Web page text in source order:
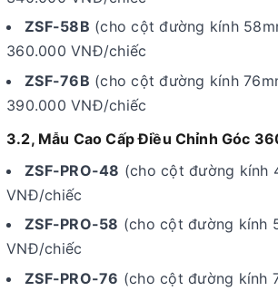
ZSF-58B (cho cột đường kính
360.000 VNĐ/chiếc
ZSF-76B (cho cột đường kính
390.000 VNĐ/chiếc
3.2, Mẫu Cao Cấp Điều Chỉnh Góc
ZSF-PRO-48 (cho cột đường kính
VNĐ/chiếc
ZSF-PRO-58 (cho cột đường kính
VNĐ/chiếc
ZSF-PRO-76 (cho cột đường kính